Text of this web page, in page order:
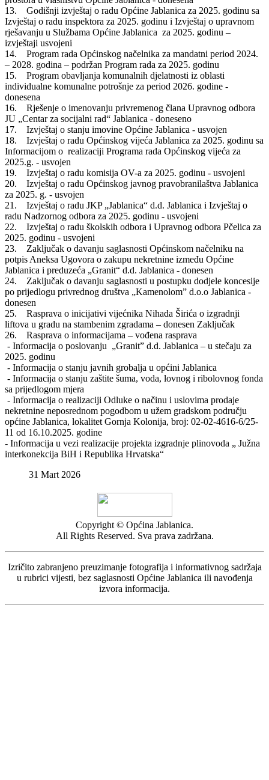
13. Godišnji izvještaj o radu Općine Jablanica za 2025. godinu sa
Izvještaj o radu inspektora za 2025. godinu i Izvještaj o upravnom
rješavanju u Službama Općine Jablanica za 2025. godinu –
izvještaji usvojeni
14. Program rada Općinskog načelnika za mandatni period 2024.
– 2028. godina – podržan Program rada za 2025. godinu
15. Program obavljanja komunalnih djelatnosti iz oblasti
individualne komunalne potrošnje za period 2026. godine -
donesena
16. Rješenje o imenovanju privremenog člana Upravnog odbora
JU „Centar za socijalni rad“ Jablanica - doneseno
17. Izvještaj o stanju imovine Općine Jablanica - usvojen
18. Izvještaj o radu Općinskog vijeća Jablanica za 2025. godinu sa
Informacijom o realizaciji Programa rada Općinskog vijeća za
2025.g. - usvojen
19. Izvještaj o radu komisija OV-a za 2025. godinu - usvojeni
20. Izvještaj o radu Općinskog javnog pravobranilaštva Jablanica
za 2025. g. - usvojen
21. Izvještaj o radu JKP „Jablanica“ d.d. Jablanica i Izvještaj o
radu Nadzornog odbora za 2025. godinu - usvojeni
22. Izvještaj o radu školskih odbora i Upravnog odbora Pčelica za
2025. godinu - usvojeni
23. Zaključak o davanju saglasnosti Općinskom načelniku na
potpis Aneksa Ugovora o zakupu nekretnine između Općine
Jablanica i preduzeća „Granit“ d.d. Jablanica - donesen
24. Zaključak o davanju saglasnosti u postupku dodjele koncesije
po prijedlogu privrednog društva „Kamenolom” d.o.o Jablanica -
donesen
25. Rasprava o inicijativi vijećnika Nihada Širića o izgradnji
liftova u gradu na stambenim zgradama – donesen Zaključak
26. Rasprava o informacijama – vođena rasprava
- Informacija o poslovanju „Granit” d.d. Jablanica – u stečaju za
2025. godinu
- Informacija o stanju javnih grobalja u općini Jablanica
- Informacija o stanju zaštite šuma, voda, lovnog i ribolovnog fonda
sa prijedlogom mjera
- Informacija o realizaciji Odluke o načinu i uslovima prodaje
nekretnine neposrednom pogodbom u užem gradskom području
općine Jablanica, lokalitet Gornja Kolonija, broj: 02-02-4616-6/25-
11 od 16.10.2025. godine
- Informacija u vezi realizacije projekta izgradnje plinovoda „ Južna
interkonekcija BiH i Republika Hrvatska“
31 Mart 2026
Copyright © Općina Jablanica.
All Rights Reserved. Sva prava zadržana.
Izričito zabranjeno preuzimanje fotografija i informativnog sadržaja
u rubrici vijesti, bez saglasnosti Općine Jablanica ili navođenja
izvora informacija.